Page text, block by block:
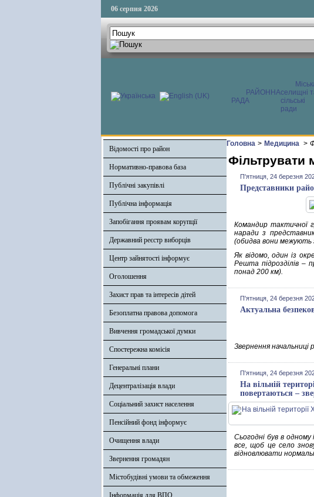
06 серпня 2026
РАЙОННА
РАДА
селищні
сільські
ради
Відомості про район
Нормативно-правова база
Публічні закупівлі
Публічна інформація
Запобігання проявам корупції
Державний реєстр виборців
Центр зайнятості інформує
Оголошення
Захист прав та інтересів дітей
Безоплатна правова допомога
Вивчення громадської думки
Спостережна комісія
Генеральні плани
Децентралізація влади
Соціальний захист населення
Пенсійний фонд інформує
Очищення влади
Звернення громадян
Містобудівні умови та обмеження
Інформація для ВПО
Головна > Медицина >
Фільтрувати
П'ятниця, 24 березня
Представники
Командир тактичної
наради з
(обидва вони межують
Як відомо, один із
Решта підрозділів –
понад 200 км).
П'ятниця, 24 березня
Актуальна
Звернення начальниці
П'ятниця, 24 березня
На вільній
повертаються –
Сьогодні був в одному
все, щоб це село
відновлювати